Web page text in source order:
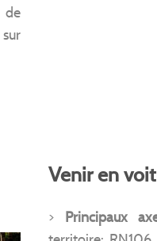
de
Venir en
> Principaux